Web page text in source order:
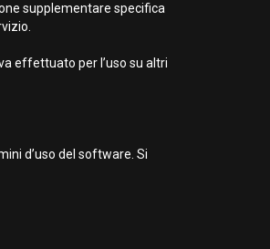
supplementare specifica
effettuato per l’uso su altri
d’uso del software. Si